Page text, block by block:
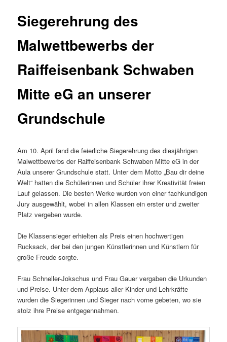
Siegerehrung des
Malwettbewerbs der
Raiffeisenbank Schwaben
Mitte eG an unserer
Grundschule
Am 10. April fand die feierliche Siegerehrung des diesjährigen
Malwettbewerbs der Raiffeisenbank Schwaben Mitte eG in der
Aula unserer Grundschule statt. Unter dem Motto „Bau dir deine
Welt“ hatten die Schülerinnen und Schüler ihrer Kreativität freien
Lauf gelassen. Die besten Werke wurden von einer fachkundigen
Jury ausgewählt, wobei in allen Klassen ein erster und zweiter
Platz vergeben wurde.
Die Klassensieger erhielten als Preis einen hochwertigen
Rucksack, der bei den jungen Künstlerinnen und Künstlern für
große Freude sorgte.
Frau Schneller-Jokschus und Frau Gauer vergaben die Urkunden
und Preise. Unter dem Applaus aller Kinder und Lehrkräfte
wurden die Siegerinnen und Sieger nach vorne gebeten, wo sie
stolz ihre Preise entgegennahmen.